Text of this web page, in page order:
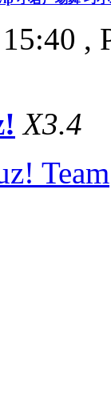
,
X3.4
Team